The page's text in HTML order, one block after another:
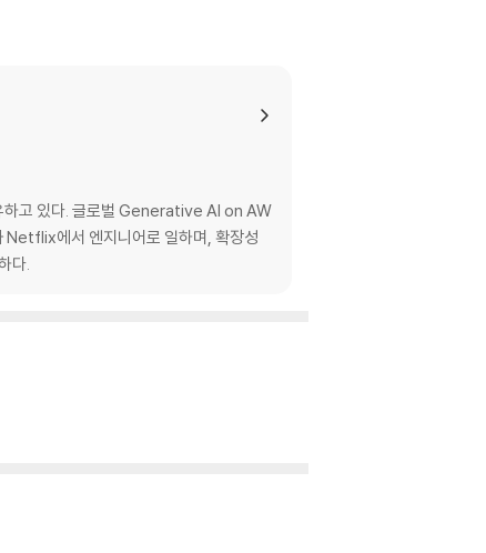
하고 있다. 글로벌 Generative AI on AW
Netflix에서 엔지니어로 일하며, 확장성
다.